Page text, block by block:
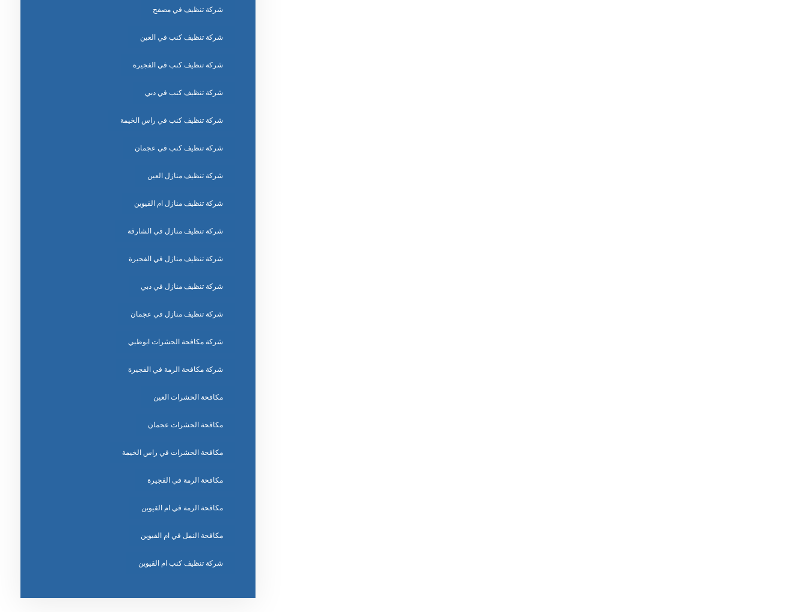
شركة تنظيف في مصفح
شركة تنظيف كنب في العين
شركة تنظيف كنب في الفجيرة
شركة تنظيف كنب في دبي
شركة تنظيف كنب في راس الخيمة
شركة تنظيف كنب في عجمان
شركة تنظيف منازل العين
شركة تنظيف منازل ام القيوين
شركة تنظيف منازل في الشارقة
شركة تنظيف منازل في الفجيرة
شركة تنظيف منازل في دبي
شركة تنظيف منازل في عجمان
شركة مكافحة الحشرات ابوظبي
شركة مكافحة الرمة في الفجيرة
مكافحة الحشرات العين
مكافحة الحشرات عجمان
مكافحة الحشرات في راس الخيمة
مكافحة الرمة في الفجيرة
مكافحة الرمة في ام القيوين
مكافحة النمل في ام القيوين